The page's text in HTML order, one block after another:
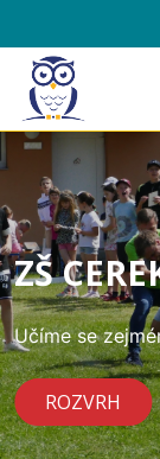
ZŠ
Učíme se
ROZVRH